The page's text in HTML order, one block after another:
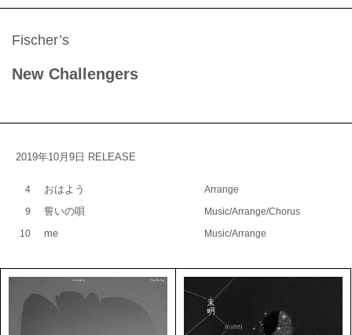
Fischer’s
New Challengers
2019年10月9日 RELEASE
4 おはよう
Arrange
9
誓いの唄
Music/Arrange/Chorus
10
me Music/Arrange